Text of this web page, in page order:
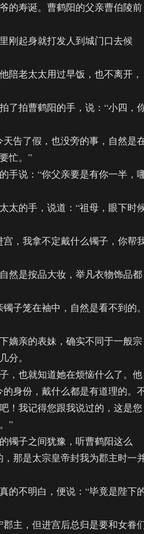
寿诞。曹鹤阳的父亲曹伯陵前
起身就打发人到城门口去候
老太太用过早饭，也不离开，
拍曹鹤阳的手，说：“小四，
告了假，也没旁的事，自然是
忙。”
说：“你父亲要是有你一半，
的手，说道：“祖母，眼下时
，我拿不定戴什么镯子，你帮
是按品大妆，举凡衣物饰品都
笼在袖中，自然是看不到的。
亲的表妹，确实不同于一般宗
分。
也就知道她在烦恼什么了。他
身份，戴什么都是有道理的。
！我记得您跟我说过的，这是您
”
子之间犹豫，听曹鹤阳这么
那是太宗皇帝封我为郡主时一
不明白，便说：“毕竟是陛下
主，但进宫后总归是要和女眷